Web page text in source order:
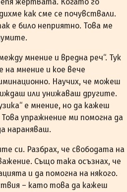
как сме се почувствали.
е било неприятно. Това ме
мнение и вредна реч“. Тук
на мнение и кое вече
Научих, че можеш
или унижаваш другите.
е мнение, но да кажеш
упражнение ми помогна да
нараняваш.
си. Разбрах, че свободата на
Също така осъзнах, че
и да помогна на някого.
– като това да кажеш